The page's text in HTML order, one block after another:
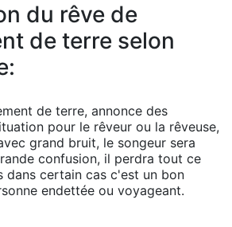
du rêve de
de terre selon
de terre, annonce des
pour le rêveur ou la rêveuse,
grand bruit, le songeur sera
confusion, il perdra tout ce
dans certain cas c'est un bon
endettée ou voyageant.